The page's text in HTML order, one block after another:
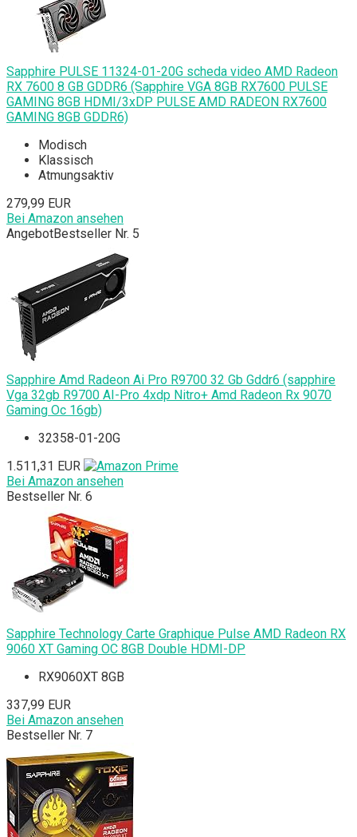
Sapphire PULSE 11324-01-20G scheda video AMD Radeon
RX 7600 8 GB GDDR6 (Sapphire VGA 8GB RX7600 PULSE
GAMING 8GB HDMI/3xDP PULSE AMD RADEON RX7600
GAMING 8GB GDDR6)
Modisch
Klassisch
Atmungsaktiv
279,99 EUR
Bei Amazon ansehen
AngebotBestseller Nr. 5
Sapphire Amd Radeon Ai Pro R9700 32 Gb Gddr6 (sapphire
Vga 32gb R9700 AI-Pro 4xdp Nitro+ Amd Radeon Rx 9070
Gaming Oc 16gb)
32358-01-20G
1.511,31 EUR
Bei Amazon ansehen
Bestseller Nr. 6
Sapphire Technology Carte Graphique Pulse AMD Radeon RX
9060 XT Gaming OC 8GB Double HDMI-DP
RX9060XT 8GB
337,99 EUR
Bei Amazon ansehen
Bestseller Nr. 7